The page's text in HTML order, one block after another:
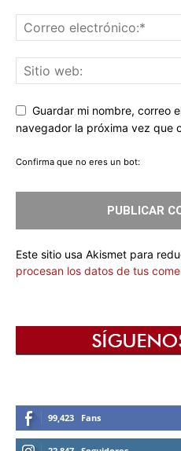
Guardar mi nombre, correo
navegador la próxima vez que
Confirma que no eres un bot:
Este sitio usa Akismet para
procesan los datos de tus
99,423 Fans